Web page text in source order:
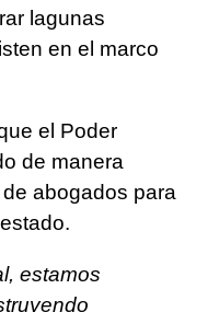
lagunas
en el marco
el Poder
de manera
abogados para
estamos